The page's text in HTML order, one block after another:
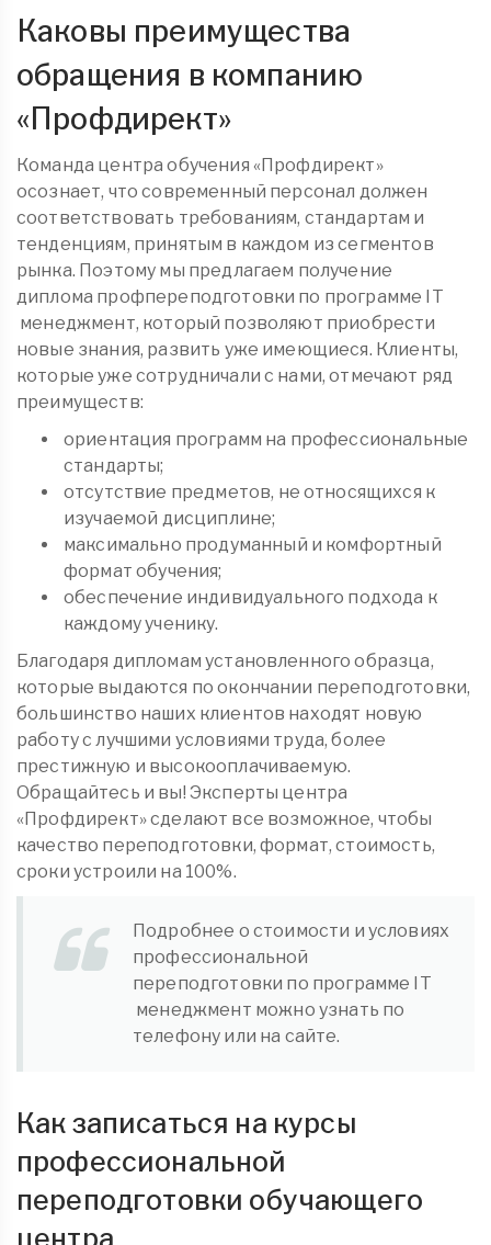
Каковы преимущества
обращения в компанию
«Профдирект»
Команда центра обучения «Профдирект»
осознает, что современный персонал должен
соответствовать требованиям, стандартам и
тенденциям, принятым в каждом из сегментов
рынка. Поэтому мы предлагаем получение
диплома профпереподготовки по программе IT
менеджмент, который позволяют приобрести
новые знания, развить уже имеющиеся. Клиенты,
которые уже сотрудничали с нами, отмечают ряд
преимуществ:
ориентация программ на профессиональные
стандарты;
отсутствие предметов, не относящихся к
изучаемой дисциплине;
максимально продуманный и комфортный
формат обучения;
обеспечение индивидуального подхода к
каждому ученику.
Благодаря дипломам установленного образца,
которые выдаются по окончании переподготовки,
большинство наших клиентов находят новую
работу с лучшими условиями труда, более
престижную и высокооплачиваемую.
Обращайтесь и вы! Эксперты центра
«Профдирект» сделают все возможное, чтобы
качество переподготовки, формат, стоимость,
сроки устроили на 100%.
Подробнее о стоимости и условиях
профессиональной
переподготовки по программе IT
менеджмент можно узнать по
телефону или на сайте.
Как записаться на курсы
профессиональной
переподготовки обучающего
центра